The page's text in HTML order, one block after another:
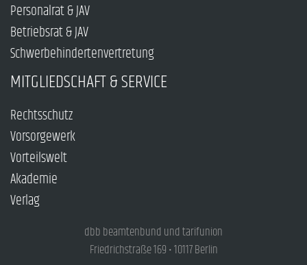
Personalrat & JAV
Betriebsrat & JAV
Schwerbehindertenvertretung
MITGLIEDSCHAFT & SERVICE
Rechtsschutz
Vorsorgewerk
Vorteilswelt
Akademie
Verlag
dbb beamtenbund und tarifunion
Friedrichstraße 169 • 10117 Berlin